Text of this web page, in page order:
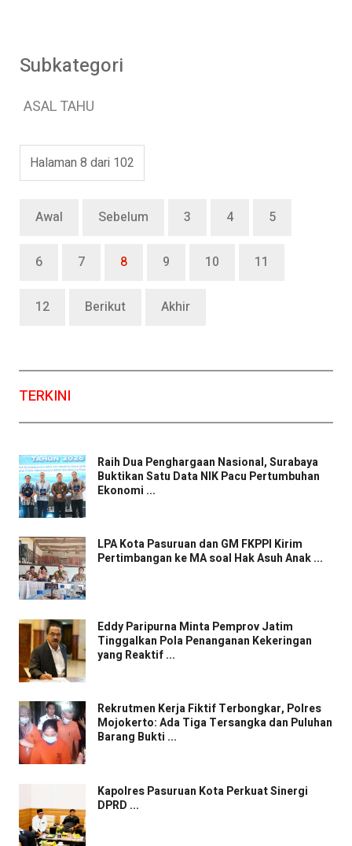
Subkategori
ASAL TAHU
Halaman 8 dari 102
Awal Sebelum 3 4 5
6 7 8 9 10 11
12 Berikut Akhir
TERKINI
Raih Dua Penghargaan Nasional, Surabaya
Buktikan Satu Data NIK Pacu Pertumbuhan
Ekonomi ...
LPA Kota Pasuruan dan GM FKPPI Kirim
Pertimbangan ke MA soal Hak Asuh Anak ...
Eddy Paripurna Minta Pemprov Jatim
Tinggalkan Pola Penanganan Kekeringan
yang Reaktif ...
Rekrutmen Kerja Fiktif Terbongkar, Polres
Mojokerto: Ada Tiga Tersangka dan Puluhan
Barang Bukti ...
Kapolres Pasuruan Kota Perkuat Sinergi
DPRD ...